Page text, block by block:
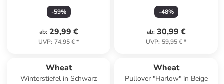
-59%
ab: 29,99 €
UVP: 74,95 €*
-48%
ab: 30,99 €
UVP: 59,95 €*
Wheat
Winterstiefel in Schwarz
Wheat
Pullover "Harlow" in Beige